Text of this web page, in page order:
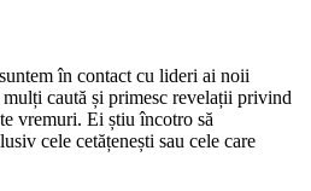
în contact cu lideri ai noii
caută și primesc revelații privind
vremuri. Ei știu încotro să
cele cetățenești sau cele care